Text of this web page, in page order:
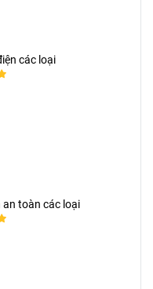
các loại
an toàn các loại